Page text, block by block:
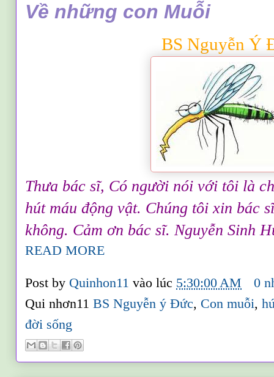
Về những con Muỗi
BS Nguyễn Ý
Thưa bác sĩ, Có người nói với tôi là
hút máu động vật. Chúng tôi xin bác
không. Cảm ơn bác sĩ. Nguyễn Sinh
READ MORE
Post by Quinhon11vào lúc 5:30:00 AM
0
Qui nhơn11BS Nguyễn ý Đức, Con muỗi,
đời sống